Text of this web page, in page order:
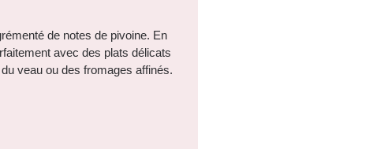
de notes de pivoine. En
avec des plats délicats
veau ou des fromages affinés.